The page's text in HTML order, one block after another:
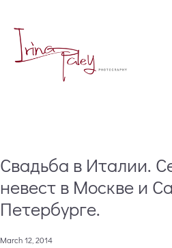
March 12, 2014
Свадьба в Италии.
невест в Москве и
Петербурге.